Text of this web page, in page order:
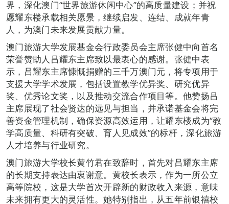
界，深化澳门“世界旅游休闲中心”的高质量建设；并祝
愿耀东楼承载相关愿景，继续启发、连结、成就年青
人，为澳门未来发展贡献力量。
澳门旅游大学发展基金会行政委员会主席张健中向首名
荣誉赞助人吕耀东主席致以最衷心的感谢。张健中表
示，吕耀东主席慷慨捐赠的三千万澳门元，将专项用于
支援大学学术发展，包括设置教学优异奖、研究优异
奖、优秀论文奖，以及推动交流合作项目等。他赞扬吕
主席展现了社会贤达的远见与担当，并承诺基金会将完
善资金管理机制，确保资源高效运用，让耀东楼成为“教
学高质量、科研有突破、育人见成效”的标杆，深化旅游
人才培养与行业研究。
澳门旅游大学校长黄竹君在致辞时，首先对吕耀东主席
的长期支持表达由衷谢意。黄校长表示，作为一所公立
高等院校，这是大学首次开辟新的财政收入来源，意味
未来拥有更大的灵活性。她特别指出，从五年前银禧校